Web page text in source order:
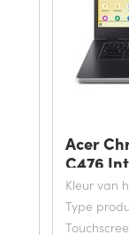
Acer
C476
Kleur van
Type